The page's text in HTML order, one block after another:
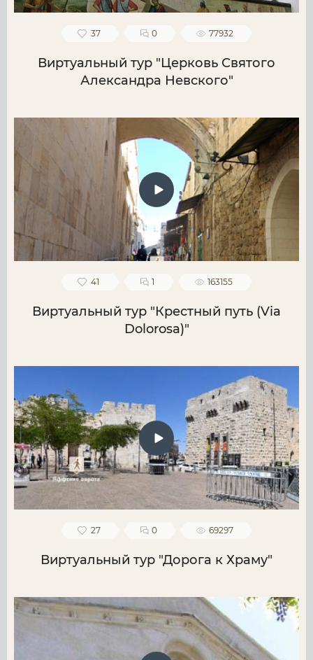
37 0 77932
Виртуальный тур "Церковь Святого
Александра Невского"
41 1 163155
Виртуальный тур "Крестный путь (Via
Dolorosa)"
27 0 69297
Виртуальный тур "Дорога к Храму"